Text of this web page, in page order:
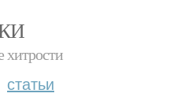
хитрости
статьи